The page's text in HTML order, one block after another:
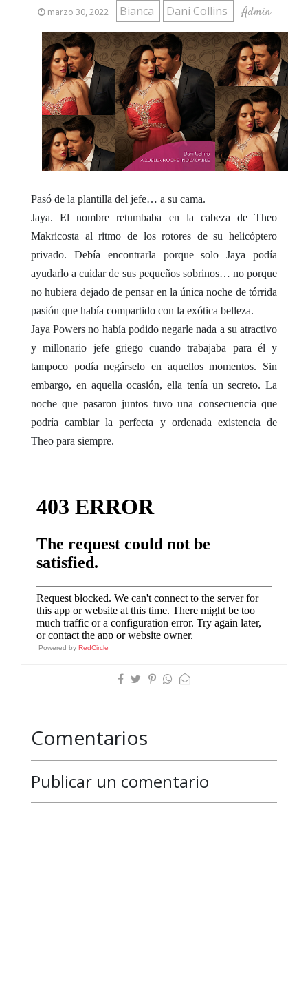
marzo 30, 2022 Bianca Dani Collins Admin
Pasó de la plantilla del jefe… a su cama.
Jaya. El nombre retumbaba en la cabeza de Theo
Makricosta al ritmo de los rotores de su helicóptero
privado. Debía encontrarla porque solo Jaya podía
ayudarlo a cuidar de sus pequeños sobrinos… no porque
no hubiera dejado de pensar en la única noche de tórrida
pasión que había compartido con la exótica belleza.
Jaya Powers no había podido negarle nada a su atractivo
y millonario jefe griego cuando trabajaba para él y
tampoco podía negárselo en aquellos momentos. Sin
embargo, en aquella ocasión, ella tenía un secreto. La
noche que pasaron juntos tuvo una consecuencia que
podría cambiar la perfecta y ordenada existencia de
Theo para siempre.
Powered by RedCircle
Comentarios
Publicar un comentario